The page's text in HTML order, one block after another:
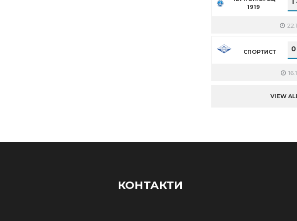
1919
-
СПОРТИСТ 0
VIEW
КОНТАКТИ